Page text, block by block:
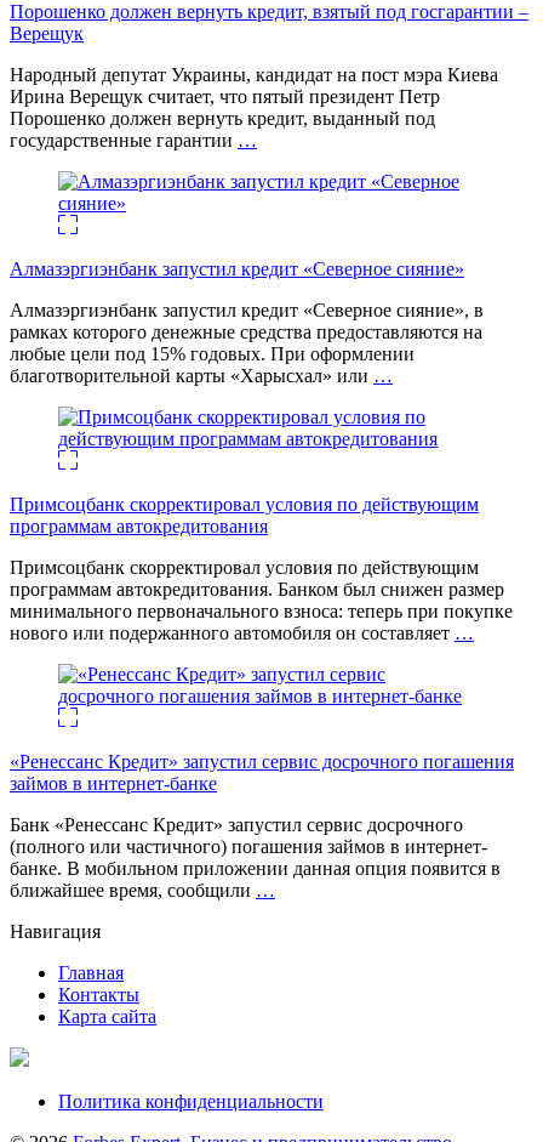
Порошенко должен вернуть кредит, взятый под госгарантии –
Верещук
Народный депутат Украины, кандидат на пост мэра Киева
Ирина Верещук считает, что пятый президент Петр
Порошенко должен вернуть кредит, выданный под
государственные гарантии …
Алмазэргиэнбанк запустил кредит «Северное сияние»
Алмазэргиэнбанк запустил кредит «Северное сияние», в
рамках которого денежные средства предоставляются на
любые цели под 15% годовых. При оформлении
благотворительной карты «Харысхал» или …
Примсоцбанк скорректировал условия по действующим
программам автокредитования
Примсоцбанк скорректировал условия по действующим
программам автокредитования. Банком был снижен размер
минимального первоначального взноса: теперь при покупке
нового или подержанного автомобиля он составляет …
«Ренессанс Кредит» запустил сервис досрочного погашения
займов в интернет-банке
Банк «Ренессанс Кредит» запустил сервис досрочного
(полного или частичного) погашения займов в интернет-
банке. В мобильном приложении данная опция появится в
ближайшее время, сообщили …
Навигация
Главная
Контакты
Карта сайта
Политика конфиденциальности